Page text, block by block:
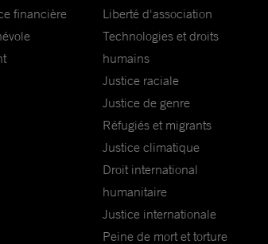
financière
Liberté d'association
Technologies et droits
humains
Justice raciale
Justice de genre
Réfugiés et migrants
Justice climatique
Droit international
humanitaire
Justice internationale
Peine de mort et torture